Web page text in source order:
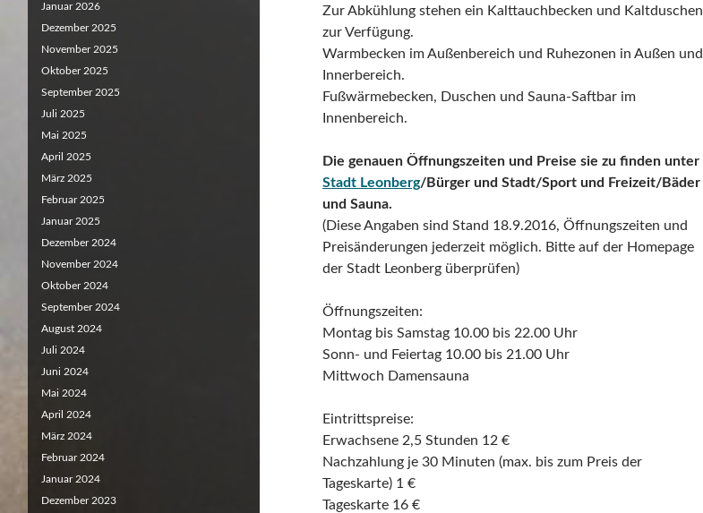
Zur Abkühlung stehen ein Kalttauchbecken und Kaltduschen
zur Verfügung.
Warmbecken im Außenbereich und Ruhezonen in Außen und
Innerbereich.
Fußwärmebecken, Duschen und Sauna-Saftbar im
Innenbereich.
Die genauen Öffnungszeiten und Preise sie zu finden unter
Stadt Leonberg/Bürger und Stadt/Sport und Freizeit/Bäder
und Sauna.
(Diese Angaben sind Stand 18.9.2016, Öffnungszeiten und
Preisänderungen jederzeit möglich. Bitte auf der Homepage
der Stadt Leonberg überprüfen)
Öffnungszeiten:
Montag bis Samstag 10.00 bis 22.00 Uhr
Sonn- und Feiertag 10.00 bis 21.00 Uhr
Mittwoch Damensauna
Eintrittspreise:
Erwachsene 2,5 Stunden 12 €
Nachzahlung je 30 Minuten (max. bis zum Preis der
Tageskarte) 1 €
Tageskarte 16 €
Januar 2026
Dezember 2025
November 2025
Oktober 2025
September 2025
Juli 2025
Mai 2025
April 2025
März 2025
Februar 2025
Januar 2025
Dezember 2024
November 2024
Oktober 2024
September 2024
August 2024
Juli 2024
Juni 2024
Mai 2024
April 2024
März 2024
Februar 2024
Januar 2024
Dezember 2023